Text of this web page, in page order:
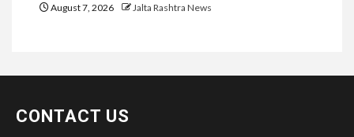
August 7, 2026 Jalta Rashtra News
CONTACT US